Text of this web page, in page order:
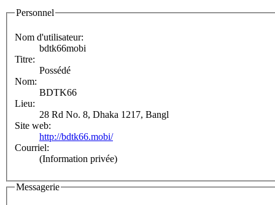
Personnel
Nom d'utilisateur:
bdtk66mobi
Titre:
Possédé
Nom:
BDTK66
Lieu:
28 Rd No. 8, Dhaka 1217, Bangl
Site web:
http://bdtk66.mobi/
Courriel:
(Information privée)
Messagerie